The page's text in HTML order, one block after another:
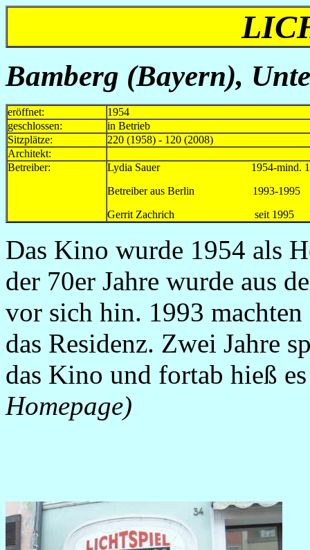
Bamberg (Bayern),
eröffnet:
1954
geschlossen:
in Betrieb
Sitzplätze:
220 (1958) - 120 (2008)
Architekt:
Betreiber:
Lydia Sauer 1954-mind. 1967
Betreiber aus Berlin 1993-1995
Gerrit Zachrich seit 1995
Das Kino wurde 1954 als
der 70er Jahre wurde aus
vor sich hin. 1993
das Residenz. Zwei Jahre
das Kino und fortab hieß
Homepage)